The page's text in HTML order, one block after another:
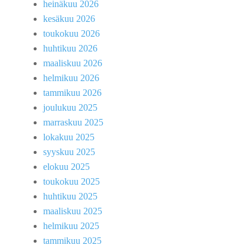
heinäkuu 2026
kesäkuu 2026
toukokuu 2026
huhtikuu 2026
maaliskuu 2026
helmikuu 2026
tammikuu 2026
joulukuu 2025
marraskuu 2025
lokakuu 2025
syyskuu 2025
elokuu 2025
toukokuu 2025
huhtikuu 2025
maaliskuu 2025
helmikuu 2025
tammikuu 2025